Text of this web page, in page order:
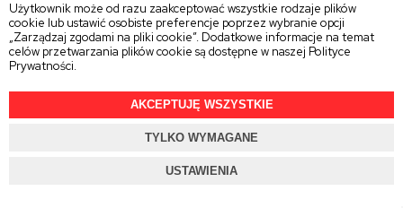
Użytkownik może od razu zaakceptować wszystkie rodzaje plików
cookie lub ustawić osobiste preferencje poprzez wybranie opcji
„Zarządzaj zgodami na pliki cookie”. Dodatkowe informacje na temat
celów przetwarzania plików cookie są dostępne w naszej Polityce
Prywatności.
AKCEPTUJĘ WSZYSTKIE
TYLKO WYMAGANE
USTAWIENIA
2025 © Wszelkie Prawa Zastrzeżone Rajsoczewek.pl
Projekt i oprogramowanie sklepu: